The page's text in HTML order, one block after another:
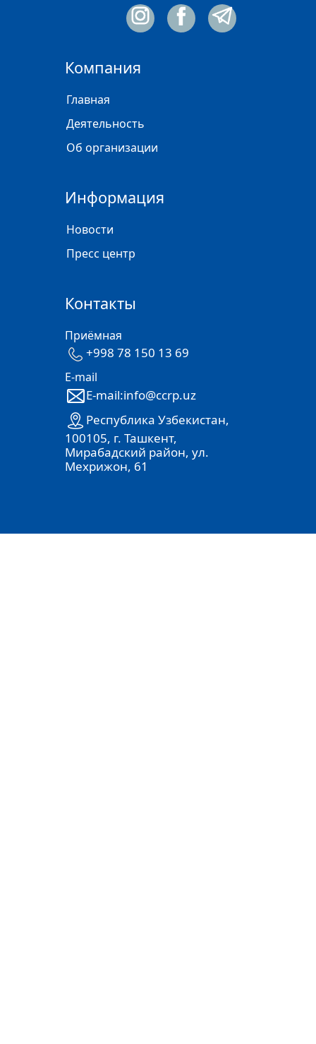
Компания
Главная
Деятельность
Об организации
Информация
Новости
Пресс центр
Контакты
Приёмная
+998 78 150 13 69
E-mail
E-mail:info@ccrp.uz
Республика Узбекистан,
100105, г. Ташкент,
Мирабадский район, ул.
Мехрижон, 61